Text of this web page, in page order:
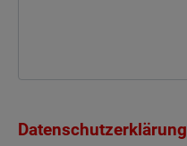
Datenschutzerklärung